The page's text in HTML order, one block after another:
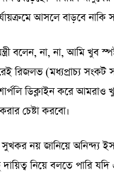
আসলে বাড়বে নাকি
বলেন, না, না, আমি
রিজলভ (মধ্যপ্রাচ্য সংকট
ডিক্লাইন করে
চেষ্টা করবো।
নয় জানিয়ে অনিন্দ্য
নিয়ে বলতে পারি